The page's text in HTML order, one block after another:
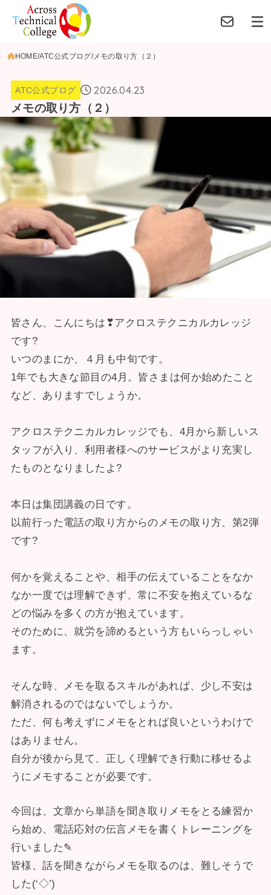
HOME ATC公式ブログ メモの取り方（２）
ATC公式ブログ
2026.04.23
メモの取り方（２）
皆さん、こんにちは❣アクロステクニカルカレッジ
です?
いつのまにか、４月も中旬です。
1年でも大きな節目の4月。皆さまは何か始めたこと
など、ありますでしょうか。
アクロステクニカルカレッジでも、4月から新しいス
タッフが入り、利用者様へのサービスがより充実し
たものとなりましたよ?
本日は集団講義の日です。
以前行った電話の取り方からのメモの取り方、第2弾
です?
何かを覚えることや、相手の伝えていることをなか
なか一度では理解できず、常に不安を抱えているな
どの悩みを多くの方が抱えています。
そのために、就労を諦めるという方もいらっしゃい
ます。
そんな時、メモを取るスキルがあれば、少し不安は
解消されるのではないでしょうか。
ただ、何も考えずにメモをとれば良いというわけで
はありません。
自分が後から見て、正しく理解でき行動に移せるよ
うにメモすることが必要です。
今回は、文章から単語を聞き取りメモをとる練習か
ら始め、電話応対の伝言メモを書くトレーニングを
行いました✎
皆様、話を聞きながらメモを取るのは、難しそうで
した(‘◇’)ゞ